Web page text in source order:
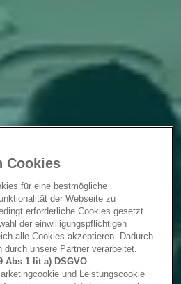
Cookies
für eine bestmögliche
der Webseite zu
erforderliche Cookies gesetzt.
der einwilligungspflichtigen
alle Cookies akzeptieren. Dadurch
durch unsere Partner verarbeitet.
Abs 1 lit a) DSGVO
und Leistungscookie